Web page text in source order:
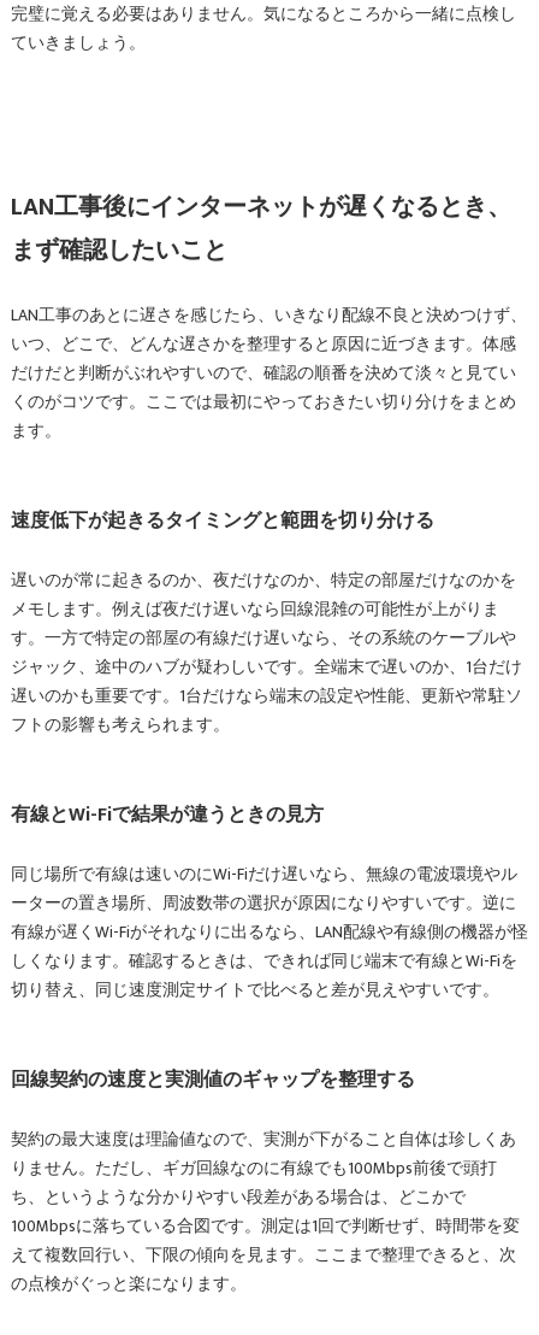
完璧に覚える必要はありません。気になるところから一緒に点検し
ていきましょう。
LAN工事後にインターネットが遅くなるとき、
まず確認したいこと
LAN工事のあとに遅さを感じたら、いきなり配線不良と決めつけず、
いつ、どこで、どんな遅さかを整理すると原因に近づきます。体感
だけだと判断がぶれやすいので、確認の順番を決めて淡々と見てい
くのがコツです。ここでは最初にやっておきたい切り分けをまとめ
ます。
速度低下が起きるタイミングと範囲を切り分ける
遅いのが常に起きるのか、夜だけなのか、特定の部屋だけなのかを
メモします。例えば夜だけ遅いなら回線混雑の可能性が上がりま
す。一方で特定の部屋の有線だけ遅いなら、その系統のケーブルや
ジャック、途中のハブが疑わしいです。全端末で遅いのか、1台だけ
遅いのかも重要です。1台だけなら端末の設定や性能、更新や常駐ソ
フトの影響も考えられます。
有線とWi-Fiで結果が違うときの見方
同じ場所で有線は速いのにWi-Fiだけ遅いなら、無線の電波環境やル
ーターの置き場所、周波数帯の選択が原因になりやすいです。逆に
有線が遅くWi-Fiがそれなりに出るなら、LAN配線や有線側の機器が怪
しくなります。確認するときは、できれば同じ端末で有線とWi-Fiを
切り替え、同じ速度測定サイトで比べると差が見えやすいです。
回線契約の速度と実測値のギャップを整理する
契約の最大速度は理論値なので、実測が下がること自体は珍しくあ
りません。ただし、ギガ回線なのに有線でも100Mbps前後で頭打
ち、というような分かりやすい段差がある場合は、どこかで
100Mbpsに落ちている合図です。測定は1回で判断せず、時間帯を変
えて複数回行い、下限の傾向を見ます。ここまで整理できると、次
の点検がぐっと楽になります。